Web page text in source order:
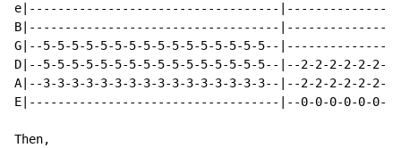
e|-----------------------------------
B|-----------------------------------
G|--5-5-5-5-5-5-5-5-5-5-5-5-5-5-5-5--
D|--5-5-5-5-5-5-5-5-5-5-5-5-5-5-5-5--|--2-2-2-2-2-2-
A|--3-3-3-3-3-3-3-3-3-3-3-3-3-3-3-3--|--2-2-2-2-2-2-
E|-----------------------------------|--0-0-0-0-0-0-0-
Then,